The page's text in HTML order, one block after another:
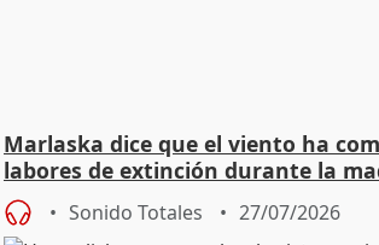
Marlaska dice que el viento ha
labores de extinción durante la
Sonido Totales 27/07/2026